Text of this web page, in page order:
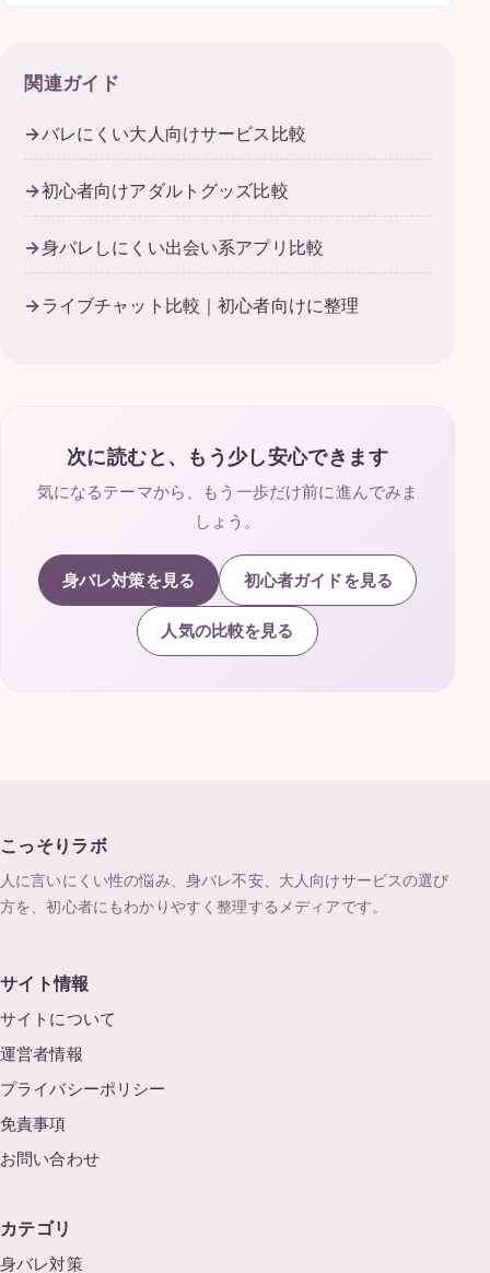
関連ガイド
バレにくい大人向けサービス比較
初心者向けアダルトグッズ比較
身バレしにくい出会い系アプリ比較
ライブチャット比較｜初心者向けに整理
次に読むと、もう少し安心できます
気になるテーマから、もう一歩だけ前に進んでみま
しょう。
身バレ対策を見る 初心者ガイドを見る
人気の比較を見る
こっそりラボ
人に言いにくい性の悩み、身バレ不安、大人向けサービスの選び
方を、初心者にもわかりやすく整理するメディアです。
サイト情報
サイトについて
運営者情報
プライバシーポリシー
免責事項
お問い合わせ
カテゴリ
身バレ対策